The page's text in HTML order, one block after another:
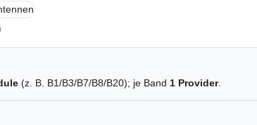
(z. B. B1/B3/B7/B8/B20); je Band 1 Provider.